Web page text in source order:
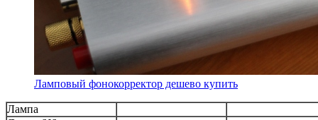
Ламповый фонокорректор дешево купить
Лампа